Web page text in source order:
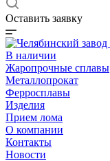
Оставить заявку
В наличии
Жаропрочные сплавы
Металлопрокат
Ферросплавы
Изделия
Прием лома
О компании
Контакты
Новости